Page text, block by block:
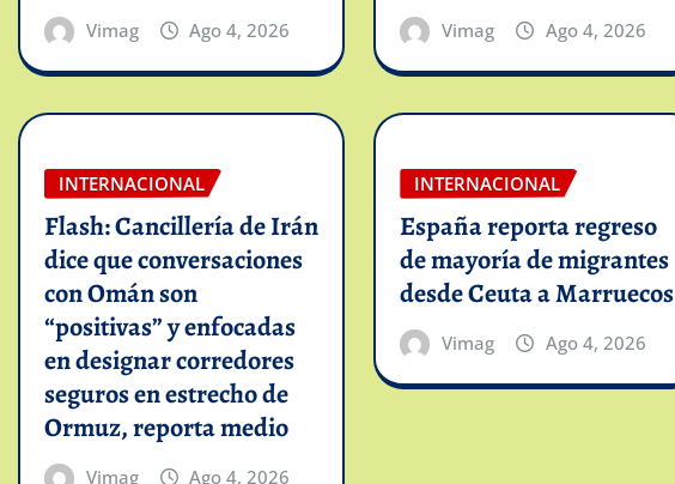
Vimag Ago 4, 2026 Vimag Ago 4, 2026
INTERNACIONAL
Flash: Cancillería de Irán
dice que conversaciones
con Omán son
“positivas” y enfocadas
en designar corredores
seguros en estrecho de
Ormuz, reporta medio
Vimag Ago 4, 2026
INTERNACIONAL
España reporta regreso
de mayoría de migrantes
desde Ceuta a Marruecos
Vimag Ago 4, 2026